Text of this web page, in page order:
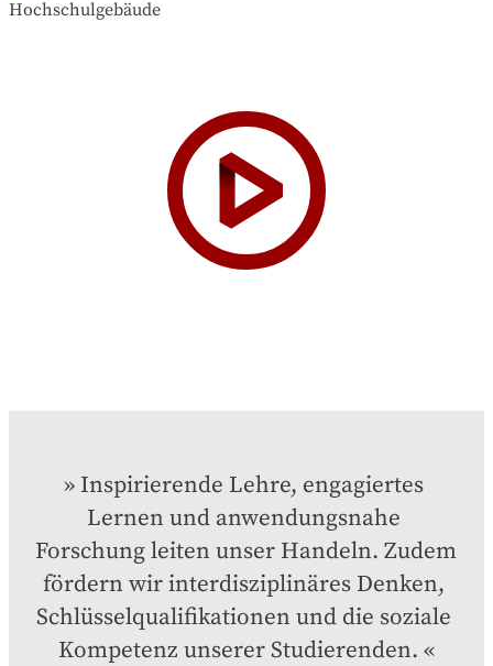
Inspirierende Lehre, engagiertes
Lernen und anwendungsnahe
Forschung leiten unser Handeln. Zudem
fördern wir interdisziplinäres Denken,
Schlüsselqualifikationen und die soziale
Kompetenz unserer Studierenden.